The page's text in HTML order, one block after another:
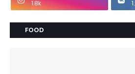
1.8k
FOOD